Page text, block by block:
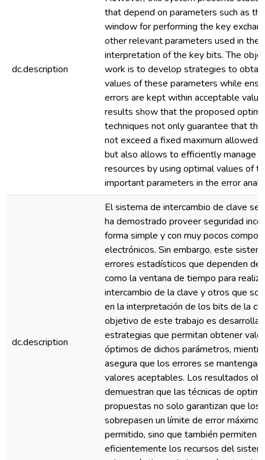
dc.description
that depend on parameters such as
window for performing the key
other relevant parameters used in the
interpretation of the key bits. The
work is to develop strategies to
values of these parameters while
errors are kept within acceptable
results show that the proposed
techniques not only guarantee that
not exceed a fixed maximum allowed
but also allows to efficiently manage
resources by using optimal values of
important parameters in the error
dc.description
El sistema de intercambio de clave
ha demostrado proveer seguridad
forma simple y con muy pocos
electrónicos. Sin embargo, este
errores estadísticos que dependen de
como la ventana de tiempo para
intercambio de la clave y otros que
en la interpretación de los bits de la
objetivo de este trabajo es desarrollar
estrategias que permitan obtener
óptimos de dichos parámetros,
asegura que los errores se
valores aceptables. Los resultados
demuestran que las técnicas de
propuestas no solo garantizan que los
sobrepasen un límite de error máximo
permitido, sino que también permiten
eficientemente los recursos del